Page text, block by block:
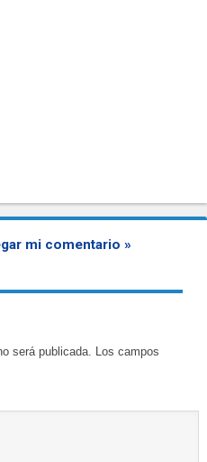
mi comentario »
será publicada. Los campos